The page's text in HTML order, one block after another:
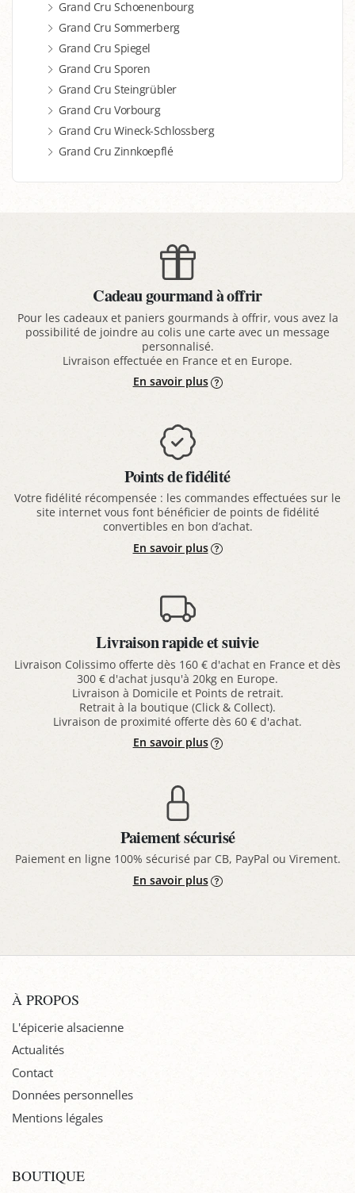
Grand Cru Schoenenbourg
Grand Cru Sommerberg
Grand Cru Spiegel
Grand Cru Sporen
Grand Cru Steingrübler
Grand Cru Vorbourg
Grand Cru Wineck-Schlossberg
Grand Cru Zinnkoepflé
Cadeau gourmand à offrir
Pour les cadeaux et paniers gourmands à offrir, vous avez la
possibilité de joindre au colis une carte avec un message
personnalisé.
Livraison effectuée en France et en Europe.
En savoir plus
Points de fidélité
Votre fidélité récompensée : les commandes effectuées sur le
site internet vous font bénéficier de points de fidélité
convertibles en bon d’achat.
En savoir plus
Livraison rapide et suivie
Livraison Colissimo offerte dès 160 € d'achat en France et dès
300 € d'achat jusqu'à 20kg en Europe.
Livraison à Domicile et Points de retrait.
Retrait à la boutique (Click & Collect).
Livraison de proximité offerte dès 60 € d'achat.
En savoir plus
Paiement sécurisé
Paiement en ligne 100% sécurisé par CB, PayPal ou Virement.
En savoir plus
À PROPOS
L'épicerie alsacienne
Actualités
Contact
Données personnelles
Mentions légales
BOUTIQUE